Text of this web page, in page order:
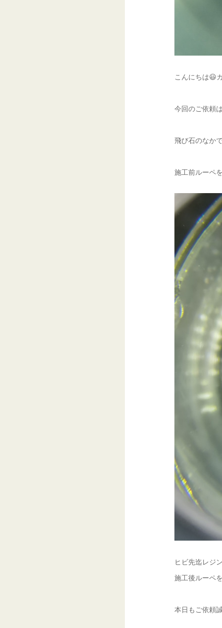
こんにちは😃
今回のご依頼
飛び石のなか
施工前ルーペ
ヒビ先迄レジ
施工後ルーペ
本日もご依頼